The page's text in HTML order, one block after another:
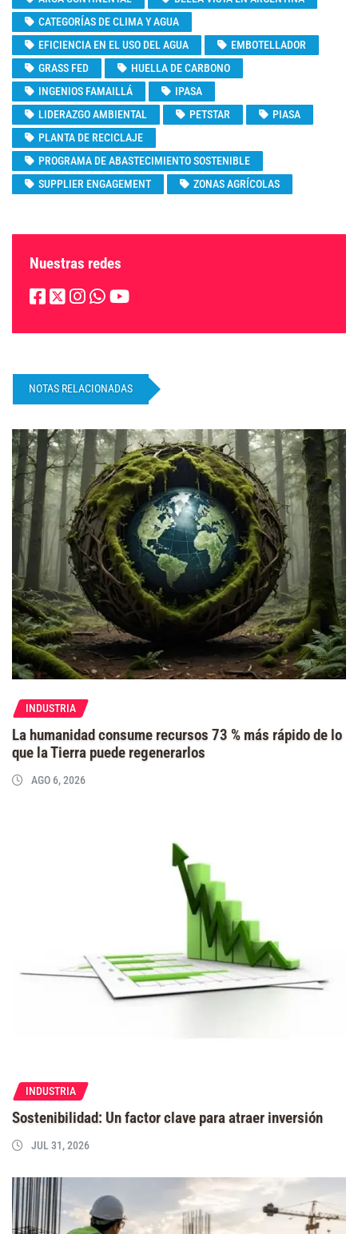
CATEGORÍAS DE CLIMA Y AGUA
EFICIENCIA EN EL USO DEL AGUA
EMBOTELLADOR
GRASS FED
HUELLA DE CARBONO
INGENIOS FAMAILLÁ
IPASA
LIDERAZGO AMBIENTAL
PETSTAR
PIASA
PLANTA DE RECICLAJE
PROGRAMA DE ABASTECIMIENTO SOSTENIBLE
SUPPLIER ENGAGEMENT
ZONAS AGRÍCOLAS
Nuestras redes
NOTAS RELACIONADAS
INDUSTRIA
La humanidad consume recursos 73 % más rápido de lo
que la Tierra puede regenerarlos
AGO 6, 2026
INDUSTRIA
Sostenibilidad: Un factor clave para atraer inversión
JUL 31, 2026